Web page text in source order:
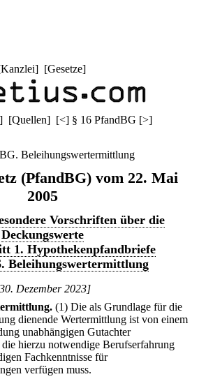
Kanzlei] [Gesetze]
[Quellen] [<] § 16 PfandBG [>]
Beleihungswertermittlung
(PfandBG) vom 22. Mai
2005
Vorschriften über die
Deckungswerte
1. Hypothekenpfandbriefe
Beleihungswertermittlung
Dezember 2023]
(1) Die als Grundlage für die
dienende Wertermittlung ist von einem
unabhängigen Gutachter
hierzu notwendige Berufserfahrung
Fachkenntnisse für
verfügen muss.